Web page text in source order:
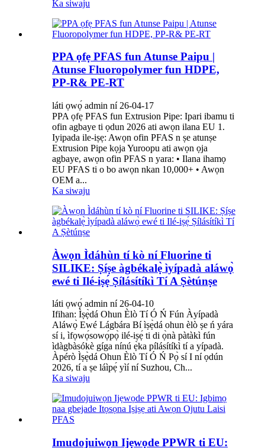
Ka siwaju
PPA ọfẹ PFAS fun Atunse Paipu |
Atunse Fluoropolymer fun HDPE,
PP-R& PE-RT
láti ọwọ́ admin ní 26-04-17
PPA ọfẹ PFAS fun Extrusion Pipe: Ipari ibamu ti
ofin agbaye ti ọdun 2026 ati awọn ilana EU 1.
Iyipada ile-iṣẹ: Awọn ofin PFAS n ṣe atunṣe
Extrusion Pipe kọja Yuroopu ati awọn ọja
agbaye, awọn ofin PFAS n yara: • Ilana ihamọ
EU PFAS ti o bo awọn nkan 10,000+ • Awọn
OEM a...
Ka siwaju
Àwọn Ìdáhùn tí kò ní Fluorine ti
SILIKE: Ṣíṣe àgbékalẹ̀ ìyípadà aláwọ̀
ewé ti Ilé-iṣẹ́ Ṣílásítíkì Tí A Ṣètúnṣe
láti ọwọ́ admin ní 26-04-10
Ifihan: Ìṣẹ̀dá Ohun Èlò Tí Ó Ń Fún Àyípadà
Aláwọ̀ Ewé Lágbára Bí ìṣẹ̀dá ohun èlò ṣe ń yára
sí i, ìfọwọ́sowọ́pọ̀ ilé-iṣẹ́ ti di ọ̀nà pàtàkì fún
ìdàgbàsókè gíga nínú ẹ̀ka pílásítíkì tí a yípadà.
Àpérò Ìṣẹ̀dá Ohun Èlò Tí Ó Ń Pọ̀ sí I ní ọdún
2026, tí a ṣe láìpẹ́ yìí ní Suzhou, Ch...
Ka siwaju
Imudojuiwọn Ijẹwọde PPWR ti EU: